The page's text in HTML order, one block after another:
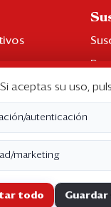
Económica.
su uso,
autenticación
marketing
todo Guardar